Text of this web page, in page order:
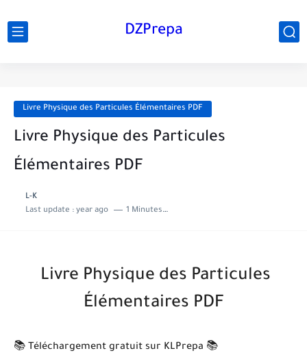
DZPrepa
Livre Physique des Particules Élémentaires PDF
Livre Physique des Particules
Élémentaires PDF
L-K
Last update : year ago 1 Minutes to read
Livre Physique des Particules
Élémentaires PDF
📚 Téléchargement gratuit sur KLPrepa 📚